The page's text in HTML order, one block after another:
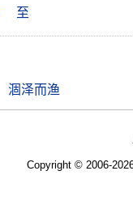
至
涸泽而渔
Copyright © 2006-